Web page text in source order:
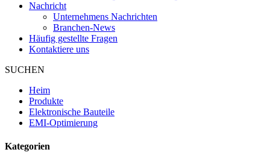
Nachricht
Unternehmens Nachrichten
Branchen-News
Häufig gestellte Fragen
Kontaktiere uns
SUCHEN
Heim
Produkte
Elektronische Bauteile
EMI-Optimierung
Kategorien